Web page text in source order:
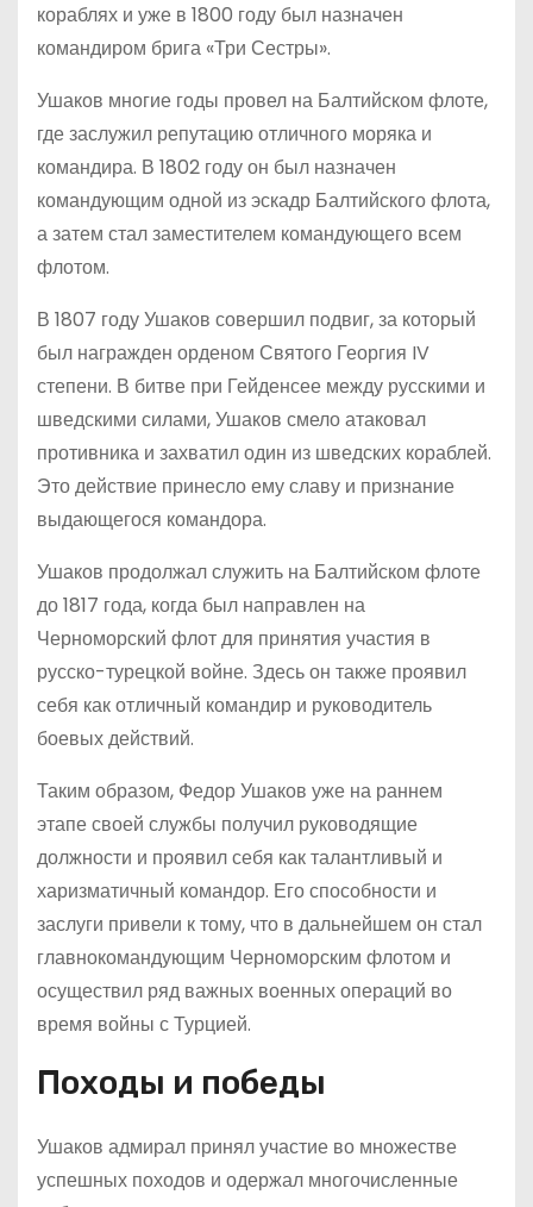
кораблях и уже в 1800 году был назначен
командиром брига «Три Сестры».
Ушаков многие годы провел на Балтийском флоте,
где заслужил репутацию отличного моряка и
командира. В 1802 году он был назначен
командующим одной из эскадр Балтийского флота,
а затем стал заместителем командующего всем
флотом.
В 1807 году Ушаков совершил подвиг, за который
был награжден орденом Святого Георгия IV
степени. В битве при Гейденсее между русскими и
шведскими силами, Ушаков смело атаковал
противника и захватил один из шведских кораблей.
Это действие принесло ему славу и признание
выдающегося командора.
Ушаков продолжал служить на Балтийском флоте
до 1817 года, когда был направлен на
Черноморский флот для принятия участия в
русско-турецкой войне. Здесь он также проявил
себя как отличный командир и руководитель
боевых действий.
Таким образом, Федор Ушаков уже на раннем
этапе своей службы получил руководящие
должности и проявил себя как талантливый и
харизматичный командор. Его способности и
заслуги привели к тому, что в дальнейшем он стал
главнокомандующим Черноморским флотом и
осуществил ряд важных военных операций во
время войны с Турцией.
Походы и победы
Ушаков адмирал принял участие во множестве
успешных походов и одержал многочисленные